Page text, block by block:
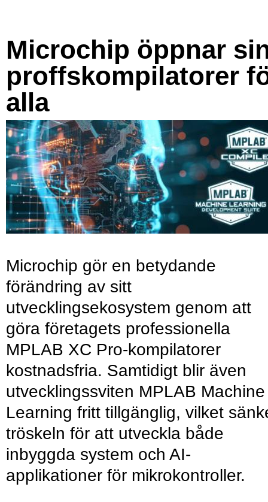
Microchip öppnar
proffskompilatorer
alla
Microchip gör en betydande
förändring av sitt
utvecklingsekosystem genom att
göra företagets professionella
MPLAB XC Pro-kompilatorer
kostnadsfria. Samtidigt blir även
utvecklingssviten MPLAB Machine
Learning fritt tillgänglig, vilket
tröskeln för att utveckla både
inbyggda system och AI-
applikationer för mikrokontroller.